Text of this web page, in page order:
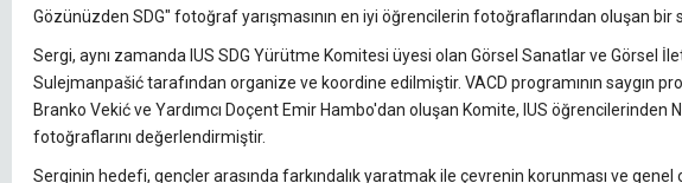
Gözünüzden SDG" fotoğraf yarışmasının en iyi öğrencilerin fotoğraflarından oluşan bir
Sergi, aynı zamanda IUS SDG Yürütme Komitesi üyesi olan Görsel Sanatlar ve Görsel
Sulejmanpašić tarafından organize ve koordine edilmiştir. VACD programının saygın
Branko Vekić ve Yardımcı Doçent Emir Hambo'dan oluşan Komite, IUS öğrencilerinden
fotoğraflarını değerlendirmiştir.
Serginin hedefi, gençler arasında farkındalık yaratmak ile çevrenin korunması ve